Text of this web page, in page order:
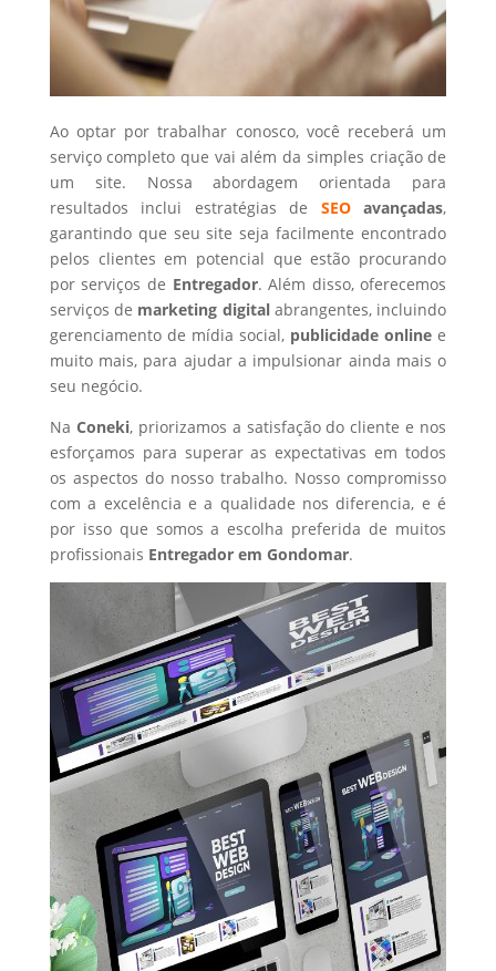
Ao optar por trabalhar conosco, você receberá um
serviço completo que vai além da simples criação de
um site. Nossa abordagem orientada para
resultados inclui estratégias de SEOavançadas,
garantindo que seu site seja facilmente encontrado
pelos clientes em potencial que estão procurando
por serviços de Entregador. Além disso, oferecemos
serviços de marketing digital abrangentes, incluindo
gerenciamento de mídia social, publicidade online e
muito mais, para ajudar a impulsionar ainda mais o
seu negócio.
Na Coneki, priorizamos a satisfação do cliente e nos
esforçamos para superar as expectativas em todos
os aspectos do nosso trabalho. Nosso compromisso
com a excelência e a qualidade nos diferencia, e é
por isso que somos a escolha preferida de muitos
profissionais Entregadorem Gondomar.